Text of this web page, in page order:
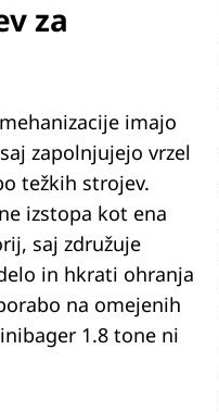
za
imajo
zapolnjujejo vrzel
težkih strojev.
izstopa kot ena
saj združuje
in hkrati ohranja
na omejenih
1.8 tone ni